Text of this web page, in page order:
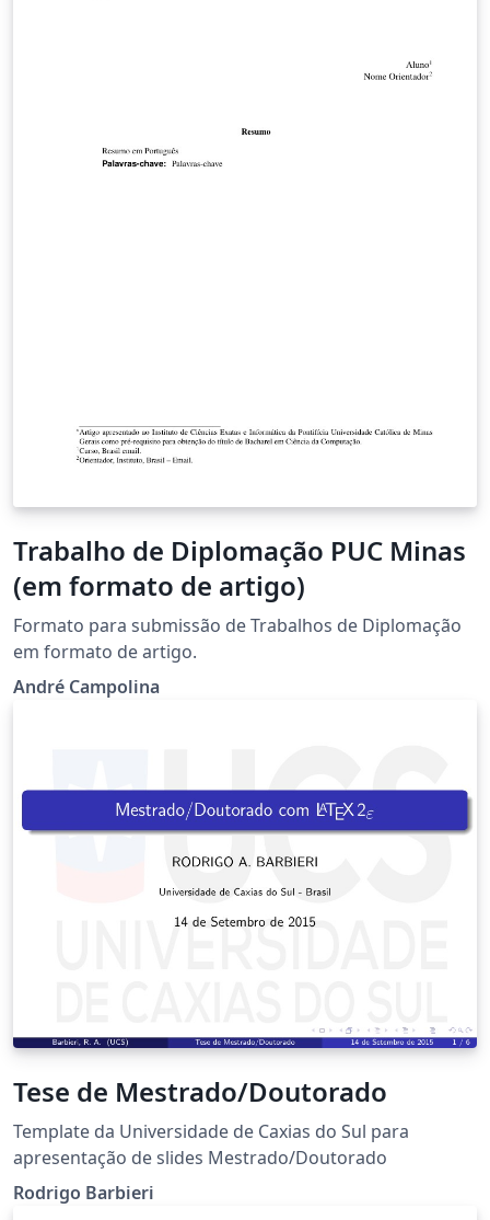
Trabalho de Diplomação PUC Minas
(em formato de artigo)
Formato para submissão de Trabalhos de Diplomação
em formato de artigo.
André Campolina
Tese de Mestrado/Doutorado
Template da Universidade de Caxias do Sul para
apresentação de slides Mestrado/Doutorado
Rodrigo Barbieri